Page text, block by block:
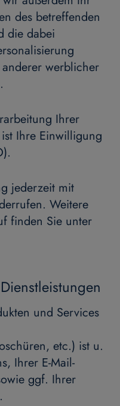
des betreffenden
die dabei
werblicher
Ihrer
Ihre Einwilligung
jederzeit mit
Weitere
finden Sie unter
und Services
etc.) ist u.
Ihrer E-Mail-
ggf. Ihrer